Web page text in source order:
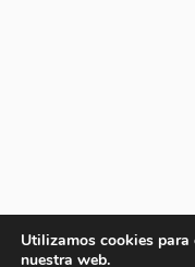
Utilizamos cookies para
nuestra web.